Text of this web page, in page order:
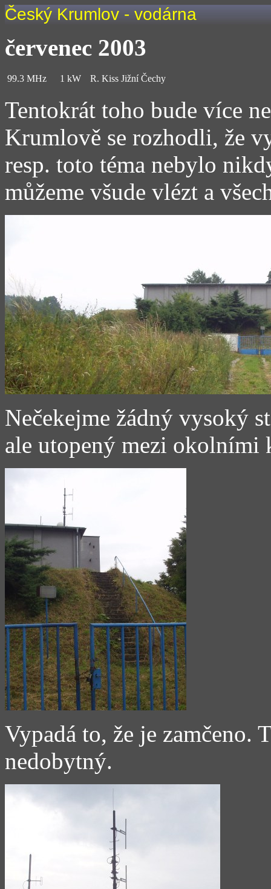
Český Krumlov - vodárna
červenec 2003
99.3 MHz 1 kW R. Kiss Jižní Čechy
Tentokrát toho bude více
Krumlově se rozhodli, že
resp. toto téma nebylo
můžeme všude vlézt a
Nečekejme žádný vysoký
ale utopený mezi okolními
Vypadá to, že je zamčeno.
nedobytný.